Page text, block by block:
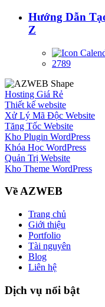
Hướng Dẫn
Z
2789
Hosting Giá Rẻ
Thiết kế website
Xử Lý Mã Độc Website
Tăng Tốc Website
Kho Plugin WordPress
Khóa Học WordPress
Quản Trị Website
Kho Theme WordPress
Về AZWEB
Trang chủ
Giới thiệu
Portfolio
Tài nguyên
Blog
Liên hệ
Dịch vụ nổi bật